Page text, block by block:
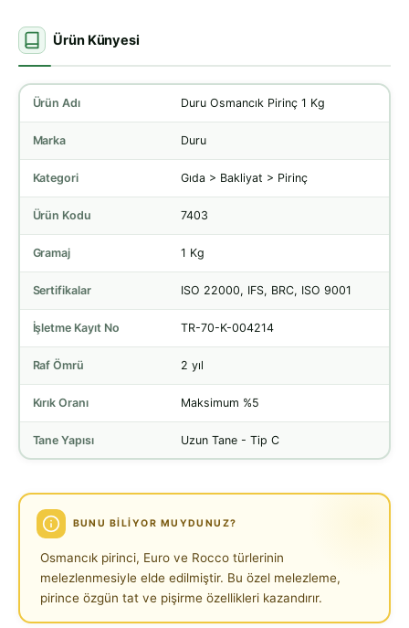
Ürün Künyesi
Ürün Adı Duru Osmancık Pirinç 1 Kg
Marka Duru
Kategori Gıda > Bakliyat > Pirinç
Ürün Kodu 7403
Gramaj 1 Kg
Sertifikalar ISO 22000, IFS, BRC, ISO 9001
İşletme Kayıt No TR-70-K-004214
Raf Ömrü 2 yıl
Kırık Oranı Maksimum %5
Tane Yapısı Uzun Tane - Tip C
BUNU BILIYOR MUYDUNUZ?
Osmancık pirinci, Euro ve Rocco türlerinin
melezlenmesiyle elde edilmiştir. Bu özel melezleme,
pirince özgün tat ve pişirme özellikleri kazandırır.